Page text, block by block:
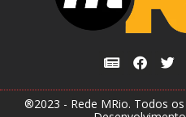
®2023 - Rede MRio. Todos